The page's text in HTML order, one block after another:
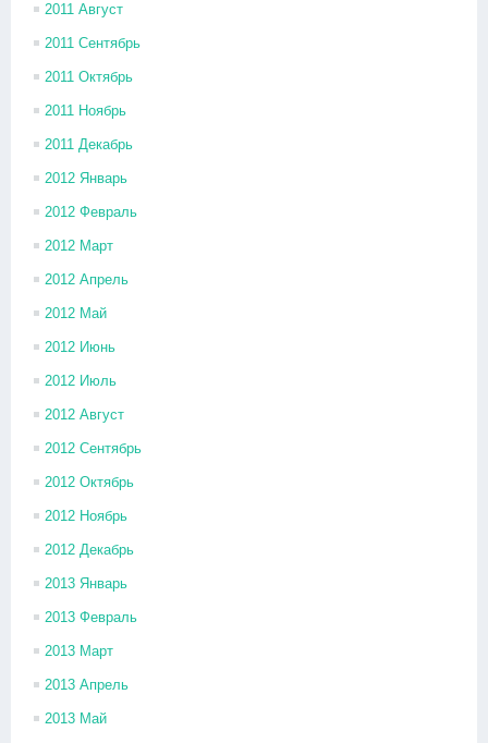
2011 Август
2011 Сентябрь
2011 Октябрь
2011 Ноябрь
2011 Декабрь
2012 Январь
2012 Февраль
2012 Март
2012 Апрель
2012 Май
2012 Июнь
2012 Июль
2012 Август
2012 Сентябрь
2012 Октябрь
2012 Ноябрь
2012 Декабрь
2013 Январь
2013 Февраль
2013 Март
2013 Апрель
2013 Май